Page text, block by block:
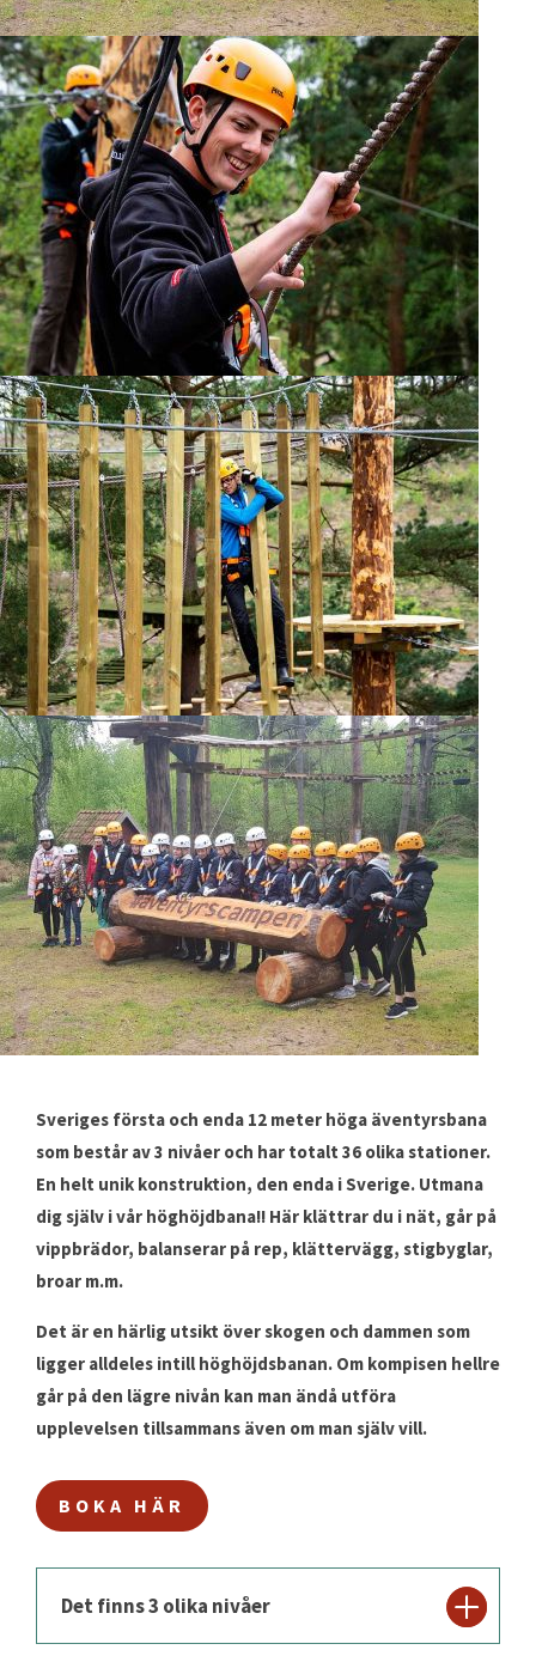
Sveriges första och enda 12 meter höga äventyrsbana
som består av 3 nivåer och har totalt 36 olika stationer.
En helt unik konstruktion, den enda i Sverige. Utmana
dig själv i vår höghöjdbana!! Här klättrar du i nät, går på
vippbrädor, balanserar på rep, klättervägg, stigbyglar,
broar m.m.
Det är en härlig utsikt över skogen och dammen som
ligger alldeles intill höghöjdsbanan. Om kompisen hellre
går på den lägre nivån kan man ändå utföra
upplevelsen tillsammans även om man själv vill.
BOKA HÄR
Det finns 3 olika nivåer